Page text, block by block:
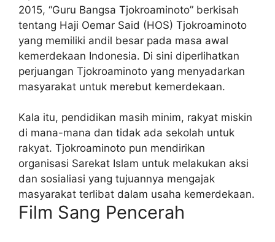
2015, “Guru Bangsa Tjokroaminoto” berkisah
tentang Haji Oemar Said (HOS) Tjokroaminoto
yang memiliki andil besar pada masa awal
kemerdekaan Indonesia. Di sini diperlihatkan
perjuangan Tjokroaminoto yang menyadarkan
masyarakat untuk merebut kemerdekaan.
Kala itu, pendidikan masih minim, rakyat miskin
di mana-mana dan tidak ada sekolah untuk
rakyat. Tjokroaminoto pun mendirikan
organisasi Sarekat Islam untuk melakukan aksi
dan sosialiasi yang tujuannya mengajak
masyarakat terlibat dalam usaha kemerdekaan.
Film Sang Pencerah